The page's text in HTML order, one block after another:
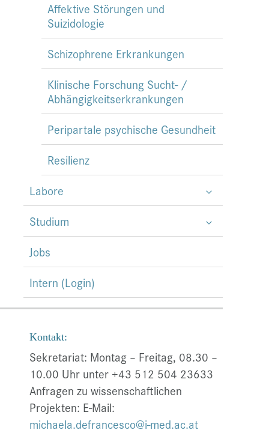
Affektive Störungen und
Suizidologie
Schizophrene Erkrankungen
Klinische Forschung Sucht- /
Abhängigkeitserkrankungen
Peripartale psychische Gesundheit
Resilienz
Labore
Studium
Jobs
Intern (Login)
Kontakt:
Sekretariat: Montag – Freitag, 08.30 –
10.00 Uhr unter +43 512 504 23633
Anfragen zu wissenschaftlichen
Projekten: E-Mail:
michaela.defrancesco@i-med.ac.at